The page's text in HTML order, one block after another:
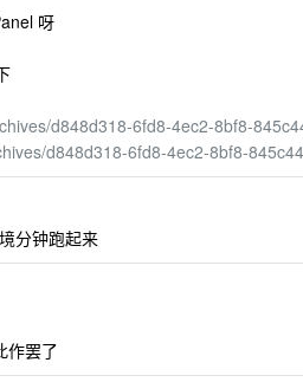
呀
d848d318-6fd8-4ec2-8bf8-
d848d318-6fd8-4ec2-8bf8-
分钟跑起来
作罢了